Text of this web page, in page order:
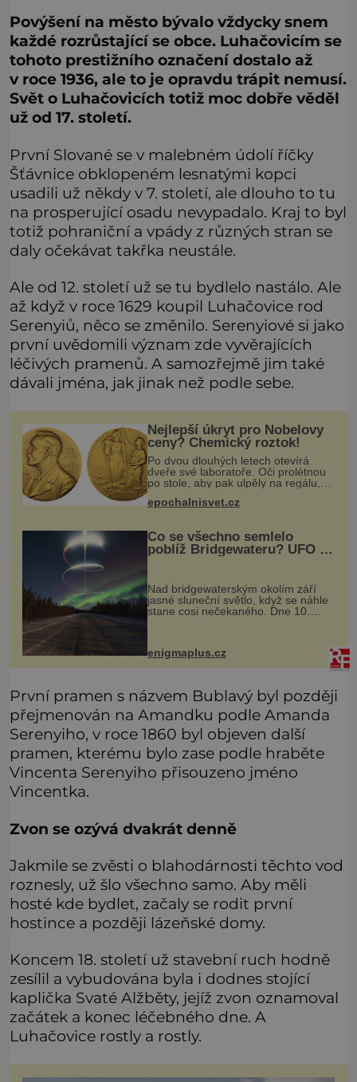
Povýšení na město bývalo vždycky snem
každé rozrůstající se obce. Luhačovicím se
tohoto prestižního označení dostalo až
v roce 1936, ale to je opravdu trápit nemusí.
Svět o Luhačovicích totiž moc dobře věděl
už od 17. století.
První Slované se v malebném údolí říčky
Šťávnice obklopeném lesnatými kopci
usadili už někdy v 7. století, ale dlouho to tu
na prosperující osadu nevypadalo. Kraj to byl
totiž pohraniční a vpády z různých stran se
daly očekávat takřka neustále.
Ale od 12. století už se tu bydlelo nastálo. Ale
až když v roce 1629 koupil Luhačovice rod
Serenyiů, něco se změnilo. Serenyiové si jako
první uvědomili význam zde vyvěrajících
léčivých pramenů. A samozřejmě jim také
dávali jména, jak jinak než podle sebe.
Nejlepší úkryt pro Nobelovy
ceny? Chemický roztok!
Po dvou dlouhých letech otevírá
dveře své laboratoře. Oči prolétnou
po stole, aby pak ulpěly na regálu,
kde se nachází všemožné látky.
Hledá žluto-oranžovou tekutinu,
epochalnisvet.cz
Co se všechno semlelo
poblíž Bridgewateru? UFO na
Nad bridgewaterským okolím září
jasné sluneční světlo, když se náhle
stane cosi nečekaného. Dne 10.
května roku 1760 v deset hodin
přeletu UFO
enigmaplus.cz
První pramen s názvem Bublavý byl později
přejmenován na Amandku podle Amanda
Serenyiho, v roce 1860 byl objeven další
pramen, kterému bylo zase podle hraběte
Vincenta Serenyiho přisouzeno jméno
Vincentka.
Zvon se ozývá dvakrát denně
Jakmile se zvěsti o blahodárnosti těchto vod
roznesly, už šlo všechno samo. Aby měli
hosté kde bydlet, začaly se rodit první
hostince a později lázeňské domy.
Koncem 18. století už stavební ruch hodně
zesílil a vybudována byla i dodnes stojící
kaplička Svaté Alžběty, jejíž zvon oznamoval
začátek a konec léčebného dne. A
Luhačovice rostly a rostly.